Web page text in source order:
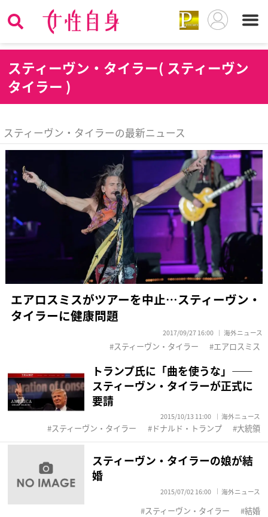
スティーヴン・タイラー( スティーヴン
タイラー )
スティーヴン・タイラーの最新ニュース
エアロスミスがツアーを中止…スティーヴン・
タイラーに健康問題
2017/09/27 16:00 海外ニュース
スティーヴン・タイラー エアロスミス
トランプ氏に「曲を使うな」――
スティーヴン・タイラーが正式に
要請
2015/10/13 11:00 海外ニュース
スティーヴン・タイラー ドナルド・トランプ 大統領
スティーヴン・タイラーの娘が結
婚
2015/07/02 16:00 海外ニュース
スティーヴン・タイラー 結婚